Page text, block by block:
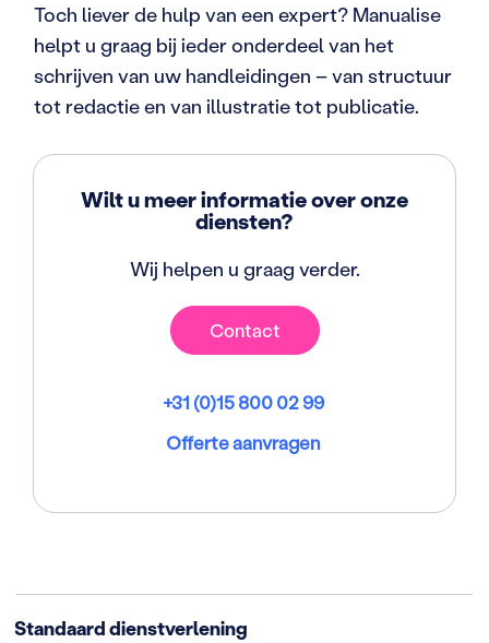
Toch liever de hulp van een expert? Manualise
helpt u graag bij ieder onderdeel van het
schrijven van uw handleidingen – van structuur
tot redactie en van illustratie tot publicatie.
Wilt u meer informatie over onze
diensten?
Wij helpen u graag verder.
Contact
+31 (0)15 800 02 99
Offerte aanvragen
Standaard dienstverlening